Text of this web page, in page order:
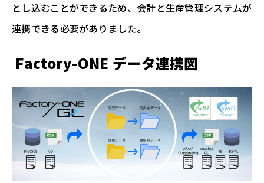
とし込むことができるため、会計と生産管理システムが
連携できる必要がありました。
Factory-ONE データ連携図